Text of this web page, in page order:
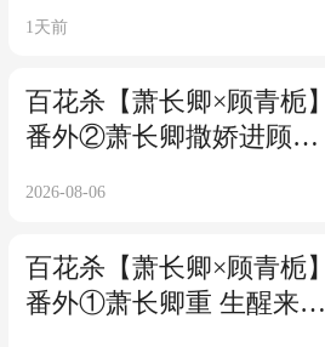
中邪了
1天前
百花杀【萧长卿×顾青栀】
番外②萧长卿撒娇进顾青
置信！
2026-08-06
百花杀【萧长卿×顾青栀】
番外①萧长卿重 生醒来，